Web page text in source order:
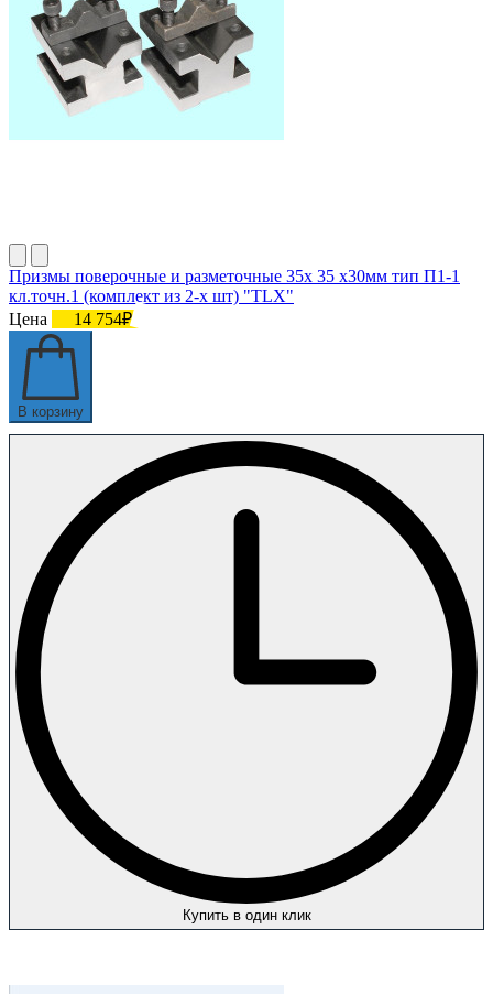
Призмы поверочные и разметочные 35х 35 х30мм тип П1-1
кл.точн.1 (комплект из 2-х шт) "TLX"
Цена
14 754₽
В корзину
Купить в один клик